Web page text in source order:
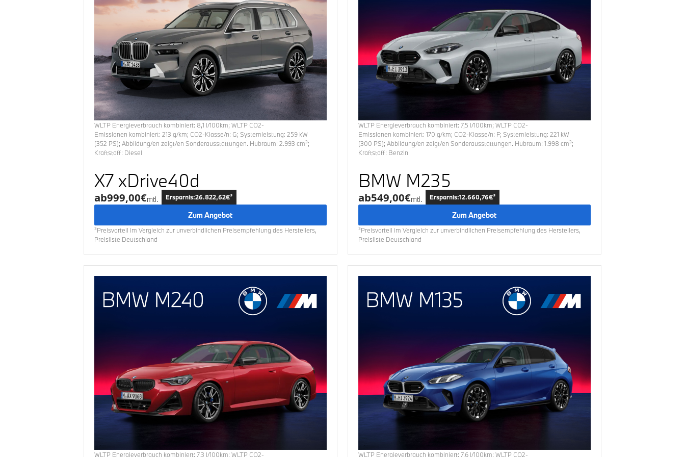
WLTP Energieverbrauch kombiniert: 8,1 l/100km;WLTP CO2-
Emissionen kombiniert:213 g/km; CO2-Klasse/n: G; Systemleistung:259 kW
(352 PS); Abbildung/en zeigt/en Sonderausstattungen. Hubraum:2.993 cm³;
Kraftstoff: Diesel
X7 xDrive40d
ab999,00€mtl. Ersparnis:26.822,62€³
Zum Angebot
³Preisvorteil im Vergleich zur unverbindlichen Preisempfehlung des Herstellers,
Preisliste Deutschland
WLTP Energieverbrauch kombiniert:7,5 l/100km;WLTP CO2-
Emissionen kombiniert:170 g/km; CO2-Klasse/n: F; Systemleistung:221 kW
(300 PS); Abbildung/en zeigt/en Sonderausstattungen. Hubraum:1.998 cm³;
Kraftstoff: Benzin
BMW M235
ab549,00€mtl. Ersparnis:12.660,76€³
Zum Angebot
³Preisvorteil im Vergleich zur unverbindlichen Preisempfehlung des Herstellers,
Preisliste Deutschland
WLTP Energieverbrauch kombiniert:7,3 l/100km;WLTP CO2- WLTP Energieverbrauch kombiniert:7,6 l/100km;WLTP CO2-